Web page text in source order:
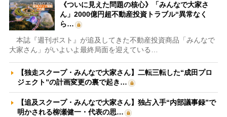
《ついに見えた問題の核心》「みんなで大家さ
ん」2000億円超不動産投資トラブル“異常なく
ら…
本誌『週刊ポスト』が追及してきた不動産投資商品「みんなで
大家さん」がいよいよ最終局面を迎えている…
【独走スクープ・みんなで大家さん】二転三転した“成田プロ
ジェクト”の計画変更の裏で起き…
【追及スクープ・みんなで大家さん】独占入手“内部議事録”で
明かされる柳瀬健一・代表の思…